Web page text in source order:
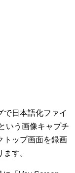
で日本語化ファイ
いう画像キャプチ
トップ画面を録画
す。